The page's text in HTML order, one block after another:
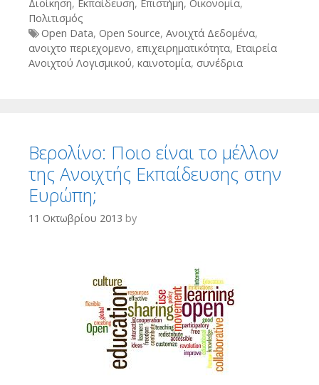
Διοίκηση, Εκπαίδευση, Επιστήμη, Οικονομία,
Πολιτισμός
Tags
Open Data, Open Source, Ανοιχτά Δεδομένα,
ανοιχτο περιεχομενο, επιχειρηματικότητα, Εταιρεία
Ανοιχτού Λογισμικού, καινοτομία, συνέδρια
Βερολίνο: Ποιο είναι το μέλλον
της Ανοιχτής Εκπαίδευσης στην
Ευρώπη;
11 Οκτωβρίου 2013 by